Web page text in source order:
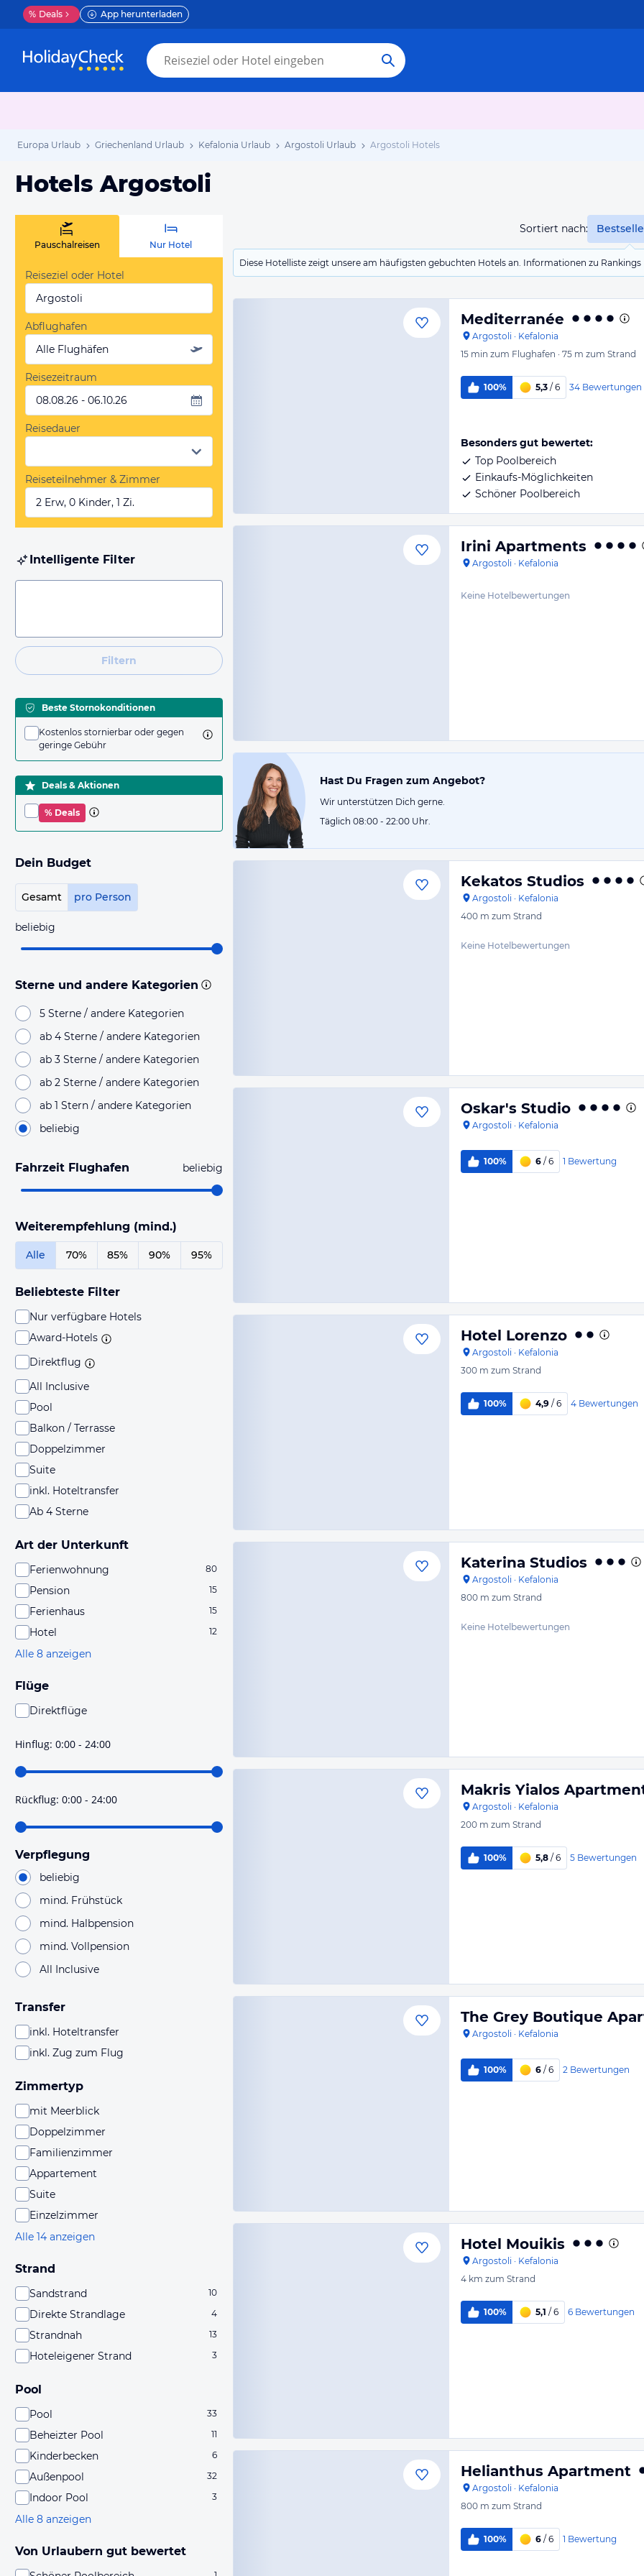
% Deals App herunterladen
Europa Urlaub Griechenland Urlaub Kefalonia Urlaub Argostoli Urlaub Argostoli Hotels
Hotels Argostoli
Sortiert nach:
Diese Hotelliste zeigt unsere am häufigsten gebuchten Hotels an. Informationen zu
Pauschalreisen Nur Hotel
Reiseziel oder Hotel
Argostoli
Abflughafen
Alle Flughäfen
Reisezeitraum
08.08.26 - 06.10.26
Reisedauer
Reiseteilnehmer & Zimmer
2 Erw, 0 Kinder, 1 Zi.
Intelligente Filter
Filtern
Beste Stornokonditionen
Kostenlos stornierbar oder gegen
geringe Gebühr
Deals & Aktionen
% Deals
Dein Budget
Gesamt pro Person
beliebig
Sterne und andere Kategorien
5 Sterne / andere Kategorien
ab 4 Sterne / andere Kategorien
ab 3 Sterne / andere Kategorien
ab 2 Sterne / andere Kategorien
ab 1 Stern / andere Kategorien
beliebig
Fahrzeit Flughafen beliebig
Weiterempfehlung (mind.)
Alle 70% 85% 90% 95%
Beliebteste Filter
Nur verfügbare Hotels
Award-Hotels
Direktflug
All Inclusive
Pool
Balkon / Terrasse
Doppelzimmer
Suite
inkl. Hoteltransfer
Ab 4 Sterne
Art der Unterkunft
Ferienwohnung 80
Pension 15
Ferienhaus 15
Hotel 12
Alle 8 anzeigen
Flüge
Direktflüge
hoher Wahrscheinlichkeit Direktflüge sind. Bitte
prüfe vor der Buchung noch einmal die Flugdetails.
Hinflug: 0:00 - 24:00
Rückflug: 0:00 - 24:00
Verpflegung
beliebig
mind. Frühstück
mind. Halbpension
mind. Vollpension
All Inclusive
Transfer
inkl. Hoteltransfer
inkl. Zug zum Flug
Zimmertyp
mit Meerblick
Doppelzimmer
Familienzimmer
Appartement
Suite
Einzelzimmer
Alle 14 anzeigen
Strand
Sandstrand 10
Direkte Strandlage 4
Strandnah 13
Hoteleigener Strand 3
Pool
Pool 33
Beheizter Pool 11
Kinderbecken 6
Außenpool 32
Indoor Pool 3
Alle 8 anzeigen
Von Urlaubern gut bewertet
Mediterranée
Argostoli · Kefalonia
15 min zum Flughafen · 75 m zum Strand
100% 5,3 / 6 34 Bewertungen
Besonders gut bewertet:
Top Poolbereich
Einkaufs-Möglichkeiten
Schöner Poolbereich
Irini Apartments
Argostoli · Kefalonia
Keine Hotelbewertungen
Hast Du Fragen zum Angebot?
Wir unterstützen Dich gerne.
Täglich 08:00 - 22:00 Uhr.
Kekatos Studios
Argostoli · Kefalonia
400 m zum Strand
Keine Hotelbewertungen
Oskar's Studio
Argostoli · Kefalonia
100% 6 / 6 1 Bewertung
Hotel Lorenzo
Argostoli · Kefalonia
300 m zum Strand
100% 4,9 / 6 4 Bewertungen
Katerina Studios
Argostoli · Kefalonia
800 m zum Strand
Keine Hotelbewertungen
Makris Yialos
Argostoli · Kefalonia
200 m zum Strand
100% 5,8 / 6 5 Bewertungen
The Grey Boutique
Argostoli · Kefalonia
100% 6 / 6 2 Bewertungen
Hotel Mouikis
Argostoli · Kefalonia
4 km zum Strand
100% 5,1 / 6 6 Bewertungen
Helianthus Apartment
Argostoli · Kefalonia
800 m zum Strand
100% 6 / 6 1 Bewertung